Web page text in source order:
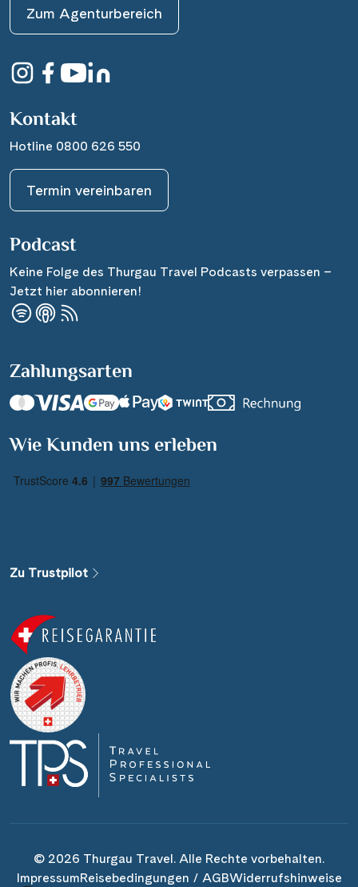
Zum Agenturbereich
Kontakt
Hotline 0800 626 550
Termin vereinbaren
Podcast
Keine Folge des Thurgau Travel Podcasts verpassen –
Jetzt hier abonnieren!
Zahlungsarten
Wie Kunden uns erleben
Zu Trustpilot
© 2026 Thurgau Travel. Alle Rechte vorbehalten.
ImpressumReisebedingungen / AGBWiderrufshinweise
Nächste Reisedaten
22 September 2026